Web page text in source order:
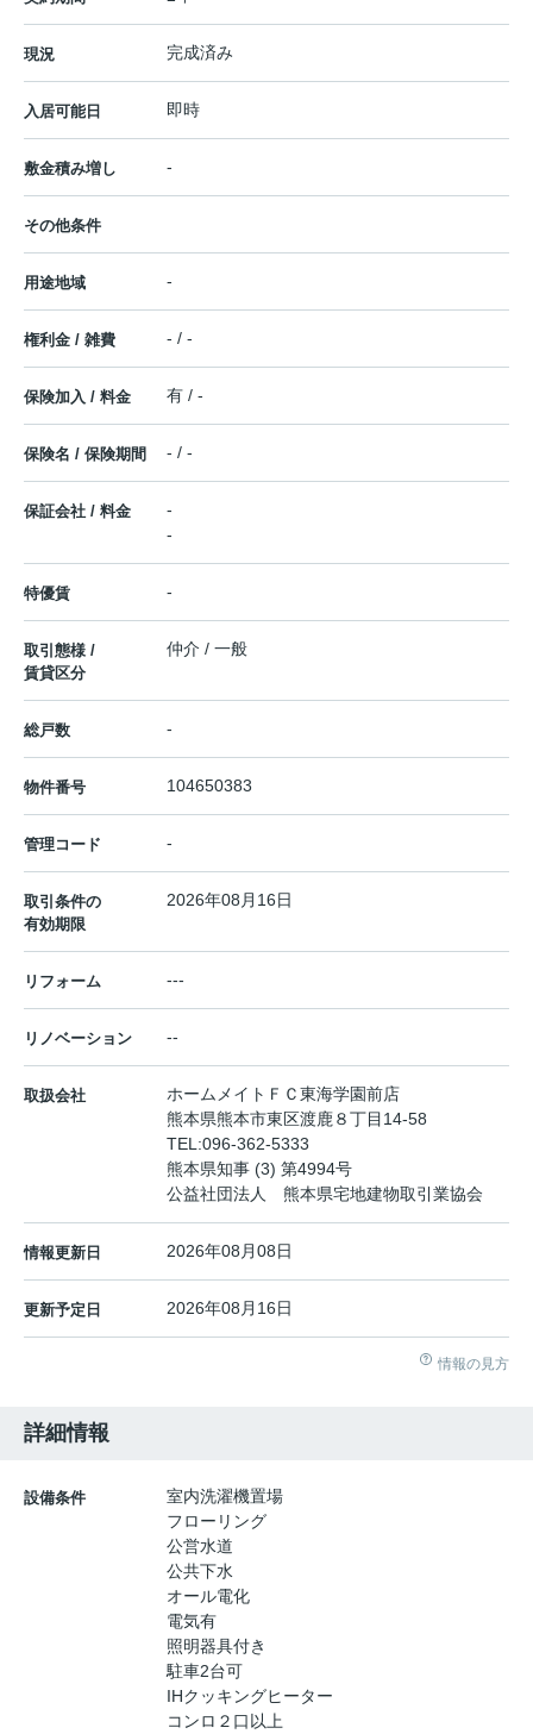
現況 完成済み
入居可能日 即時
敷金積み増し -
その他条件
用途地域 -
権利金 / 雑費 - / -
保険加入 / 料金 有 / -
保険名 / 保険期間 - / -
保証会社 / 料金
-
-
特優賃 -
取引態様 /
賃貸区分
仲介 / 一般
総戸数 -
物件番号 104650383
管理コード -
取引条件の
有効期限
2026年08月16日
リフォーム ---
リノベーション --
取扱会社
ホームメイトＦＣ東海学園前店
熊本県熊本市東区渡鹿８丁目14-58
TEL:096-362-5333
熊本県知事 (3) 第4994号
公益社団法人 熊本県宅地建物取引業協会
情報更新日 2026年08月08日
更新予定日 2026年08月16日
情報の見方
詳細情報
設備条件
室内洗濯機置場
フローリング
公営水道
公共下水
オール電化
電気有
照明器具付き
駐車2台可
IHクッキングヒーター
コンロ２口以上